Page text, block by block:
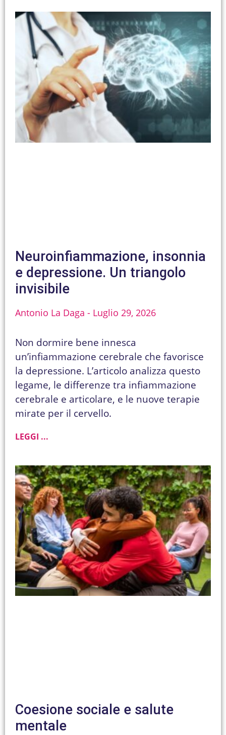
Neuroinfiammazione, insonnia
e depressione. Un triangolo
invisibile
Antonio La Daga Luglio 29, 2026
Non dormire bene innesca
un’infiammazione cerebrale che favorisce
la depressione. L’articolo analizza questo
legame, le differenze tra infiammazione
cerebrale e articolare, e le nuove terapie
mirate per il cervello.
LEGGI ...
Coesione sociale e salute
mentale